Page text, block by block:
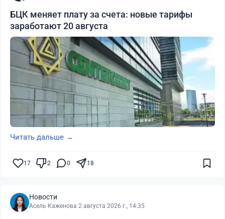
БЦК меняет плату за счета: новые тарифы
заработают 20 августа
Читать дальше →
17 2 0 18
Новости
Асель Каженова·2 августа 2026 г., 14:35